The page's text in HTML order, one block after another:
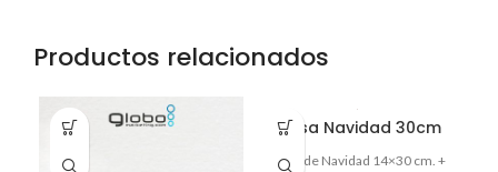
Productos relacionados
Bolsa Navidad 30cm
Bolsa de Navidad 14×30 cm. +